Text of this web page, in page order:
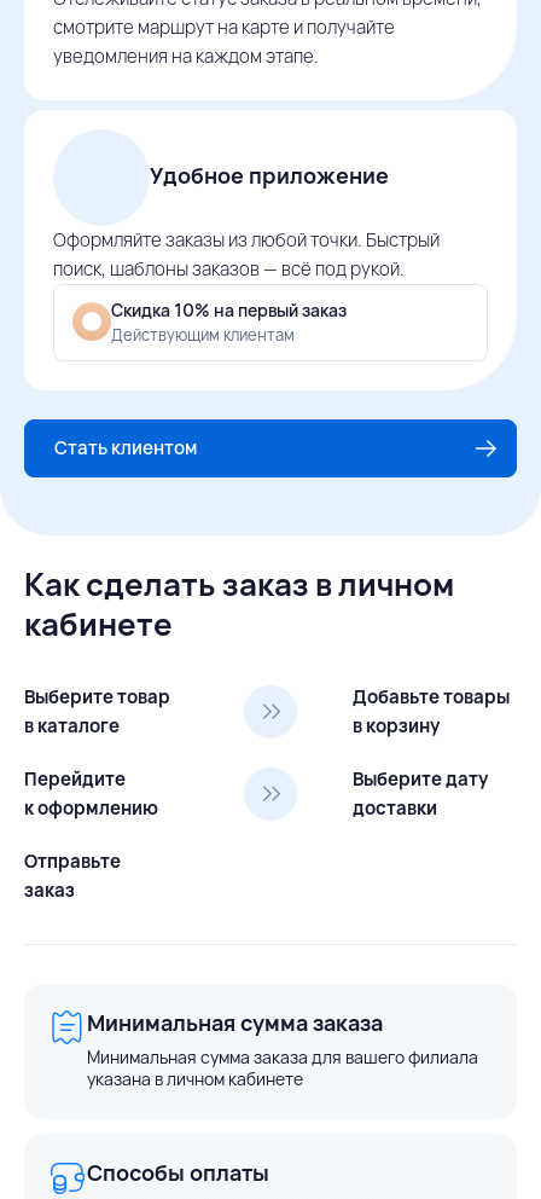
смотрите маршрут на карте и получайте
уведомления на каждом этапе.
Удобное приложение
Оформляйте заказы из любой точки. Быстрый
поиск, шаблоны заказов — всё под рукой.
Скидка 10% на первый заказ
Действующим клиентам
Стать клиентом
Как сделать заказ в личном
кабинете
Выберите товар
в каталоге
Добавьте товары
в корзину
Перейдите
к оформлению
Выберите дату
доставки
Отправьте
заказ
Минимальная сумма заказа
Минимальная сумма заказа для вашего филиала
указана в личном кабинете
Способы оплаты